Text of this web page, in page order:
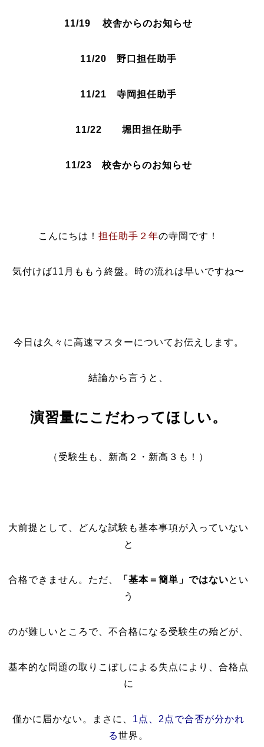
11/19 校舎からのお知らせ
11/20 野口担任助手
11/21 寺岡担任助手
11/22 堀田担任助手
11/23 校舎からのお知らせ
こんにちは！担任助手２年の寺岡です！
気付けば11月ももう終盤。時の流れは早いですね〜
今日は久々に高速マスターについてお伝えします。
結論から言うと、
演習量にこだわってほしい。
（受験生も、新高２・新高３も！）
大前提として、どんな試験も基本事項が入っていない
と
合格できません。ただ、 「基本＝簡単」ではないとい
う
のが難しいところで、不合格になる受験生の殆どが、
基本的な問題の取りこぼしによる失点により、合格点
に
僅かに届かない。まさに、 1点、2点で合否が分かれ
る世界。